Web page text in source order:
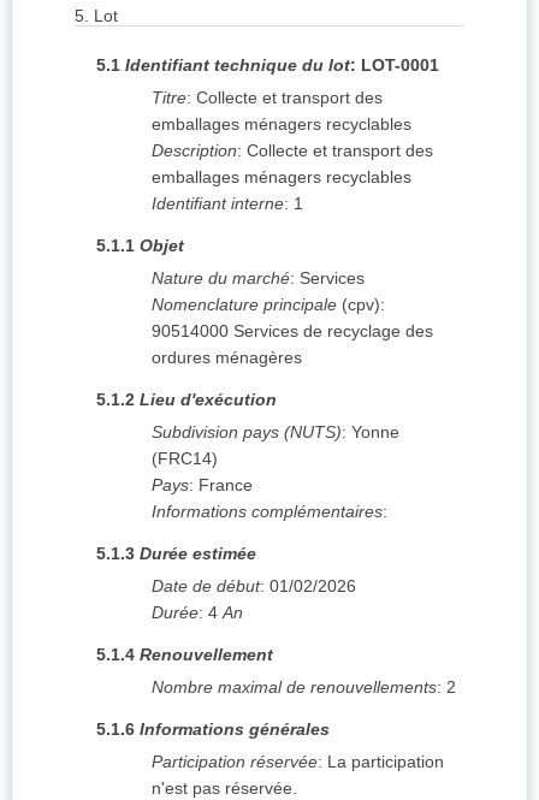
5. Lot
5.1 Identifiant technique du lot: LOT-0001
Titre: Collecte et transport des
emballages ménagers recyclables
Description: Collecte et transport des
emballages ménagers recyclables
Identifiant interne: 1
5.1.1 Objet
Nature du marché: Services
Nomenclature principale (cpv):
90514000 Services de recyclage des
ordures ménagères
5.1.2 Lieu d'exécution
Subdivision pays (NUTS): Yonne
(FRC14)
Pays: France
Informations complémentaires:
5.1.3 Durée estimée
Date de début: 01/02/2026
Durée: 4 An
5.1.4 Renouvellement
Nombre maximal de renouvellements: 2
5.1.6 Informations générales
Participation réservée: La participation
n'est pas réservée.